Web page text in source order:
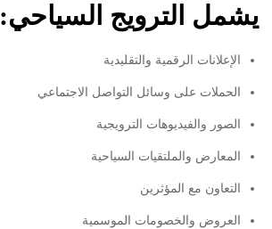
يشمل الترويج السياحي:
الإعلانات الرقمية والتقليدية
الحملات على وسائل التواصل الاجتماعي
الصور والفيديوهات الترويجية
المعارض والملتقيات السياحية
التعاون مع المؤثرين
العروض والخصومات الموسمية